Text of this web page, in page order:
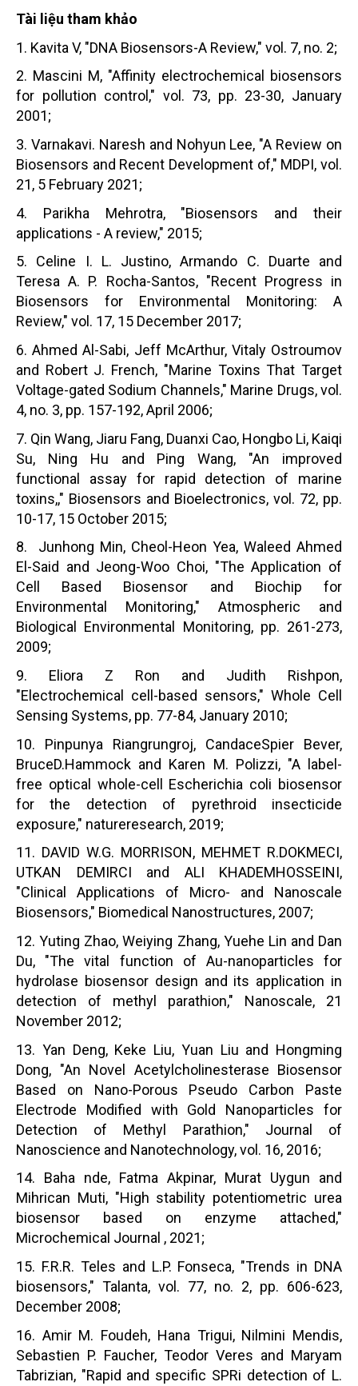
Tài liệu tham khảo
1. Kavita V, "DNA Biosensors-A Review," vol. 7, no. 2;
2. Mascini M, "Affinity electrochemical biosensors
for pollution control," vol. 73, pp. 23-30, January
2001;
3. Varnakavi. Naresh and Nohyun Lee, "A Review on
Biosensors and Recent Development of," MDPI, vol.
21, 5 February 2021;
4. Parikha Mehrotra, "Biosensors and their
applications - A review," 2015;
5. Celine I. L. Justino, Armando C. Duarte and
Teresa A. P. Rocha-Santos, "Recent Progress in
Biosensors for Environmental Monitoring: A
Review," vol. 17, 15 December 2017;
6. Ahmed Al-Sabi, Jeff McArthur, Vitaly Ostroumov
and Robert J. French, "Marine Toxins That Target
Voltage-gated Sodium Channels," Marine Drugs, vol.
4, no. 3, pp. 157-192, April 2006;
7. Qin Wang, Jiaru Fang, Duanxi Cao, Hongbo Li, Kaiqi
Su, Ning Hu and Ping Wang, "An improved
functional assay for rapid detection of marine
toxins,," Biosensors and Bioelectronics, vol. 72, pp.
10-17, 15 October 2015;
8. Junhong Min, Cheol-Heon Yea, Waleed Ahmed
El-Said and Jeong-Woo Choi, "The Application of
Cell Based Biosensor and Biochip for
Environmental Monitoring," Atmospheric and
Biological Environmental Monitoring, pp. 261-273,
2009;
9. Eliora Z Ron and Judith Rishpon,
"Electrochemical cell-based sensors," Whole Cell
Sensing Systems, pp. 77-84, January 2010;
10. Pinpunya Riangrungroj, CandaceSpier Bever,
BruceD.Hammock and Karen M. Polizzi, "A label-
free optical whole-cell Escherichia coli biosensor
for the detection of pyrethroid insecticide
exposure," natureresearch, 2019;
11. DAVID W.G. MORRISON, MEHMET R.DOKMECI,
UTKAN DEMIRCI and ALI KHADEMHOSSEINI,
"Clinical Applications of Micro- and Nanoscale
Biosensors," Biomedical Nanostructures, 2007;
12. Yuting Zhao, Weiying Zhang, Yuehe Lin and Dan
Du, "The vital function of Au-nanoparticles for
hydrolase biosensor design and its application in
detection of methyl parathion," Nanoscale, 21
November 2012;
13. Yan Deng, Keke Liu, Yuan Liu and Hongming
Dong, "An Novel Acetylcholinesterase Biosensor
Based on Nano-Porous Pseudo Carbon Paste
Electrode Modified with Gold Nanoparticles for
Detection of Methyl Parathion," Journal of
Nanoscience and Nanotechnology, vol. 16, 2016;
14. Baha nde, Fatma Akpinar, Murat Uygun and
Mihrican Muti, "High stability potentiometric urea
biosensor based on enzyme attached,"
Microchemical Journal , 2021;
15. F.R.R. Teles and L.P. Fonseca, "Trends in DNA
biosensors," Talanta, vol. 77, no. 2, pp. 606-623,
December 2008;
16. Amir M. Foudeh, Hana Trigui, Nilmini Mendis,
Sebastien P. Faucher, Teodor Veres and Maryam
Tabrizian, "Rapid and specific SPRi detection of L.